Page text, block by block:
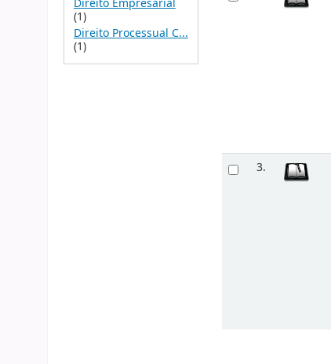
(1)
Direito Processual C...
(1)
3.